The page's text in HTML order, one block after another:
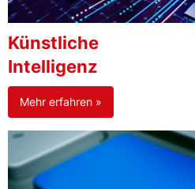
Künstliche
Intelligenz
Mehr erfahren »